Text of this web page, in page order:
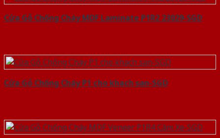
Cửa Gỗ Chống Cháy MDF Laminate P1R2 23029-SGD
Cửa Gỗ Chống Cháy P1 cho khach san-SGD